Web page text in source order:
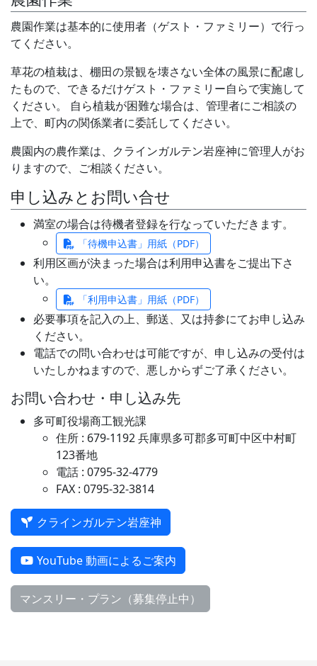
農園作業は基本的に使用者（ゲスト・ファミリー）で行っ
てください。
草花の植栽は、棚田の景観を壊さない全体の風景に配慮し
たもので、できるだけゲスト・ファミリー自らで実施して
ください。 自ら植栽が困難な場合は、管理者にご相談の
上で、町内の関係業者に委託してください。
農園内の農作業は、クラインガルテン岩座神に管理人がお
りますので、ご相談ください。
申し込みとお問い合せ
満室の場合は待機者登録を行なっていただきます。
「待機申込書」用紙（PDF）
利用区画が決まった場合は利用申込書をご提出下さ
い。
「利用申込書」用紙（PDF）
必要事項を記入の上、郵送、又は持参にてお申し込み
ください。
電話での問い合わせは可能ですが、申し込みの受付は
いたしかねますので、悪しからずご了承ください。
お問い合わせ・申し込み先
多可町役場商工観光課
住所 : 679-1192 兵庫県多可郡多可町中区中村町
123番地
電話 : 0795-32-4779
FAX : 0795-32-3814
クラインガルテン岩座神
YouTube 動画によるご案内
マンスリー・プラン（募集停止中）